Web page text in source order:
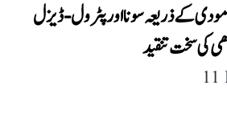
مودی کے ذریعہ سونا اور پٹرول-ڈیزل
کی سخت تنقید